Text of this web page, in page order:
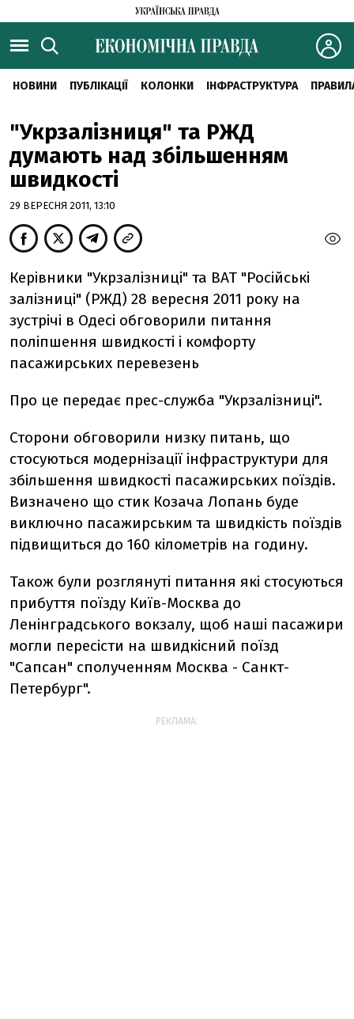
НОВИНИ ПУБЛІКАЦІЇ КОЛОНКИ ІНФРАСТРУКТУРА
"Укрзалізниця" та РЖД
думають над збільшенням
швидкості
29 ВЕРЕСНЯ 2011, 13:10
Керівники "Укрзалізниці" та ВАТ "Російські
залізниці" (РЖД) 28 вересня 2011 року на
зустрічі в Одесі обговорили питання
поліпшення швидкості і комфорту
пасажирських перевезень
Про це передає прес-служба "Укрзалізниці".
Сторони обговорили низку питань, що
стосуються модернізації інфраструктури для
збільшення швидкості пасажирських поїздів.
Визначено що стик Козача Лопань буде
виключно пасажирським та швидкість поїздів
підвищиться до 160 кілометрів на годину.
Також були розглянуті питання які стосуються
прибуття поїзду Київ-Москва до
Ленінградського вокзалу, щоб наші пасажири
могли пересісти на швидкісний поїзд
"Сапсан" сполученням Москва - Санкт-
Петербург".
РЕКЛАМА: